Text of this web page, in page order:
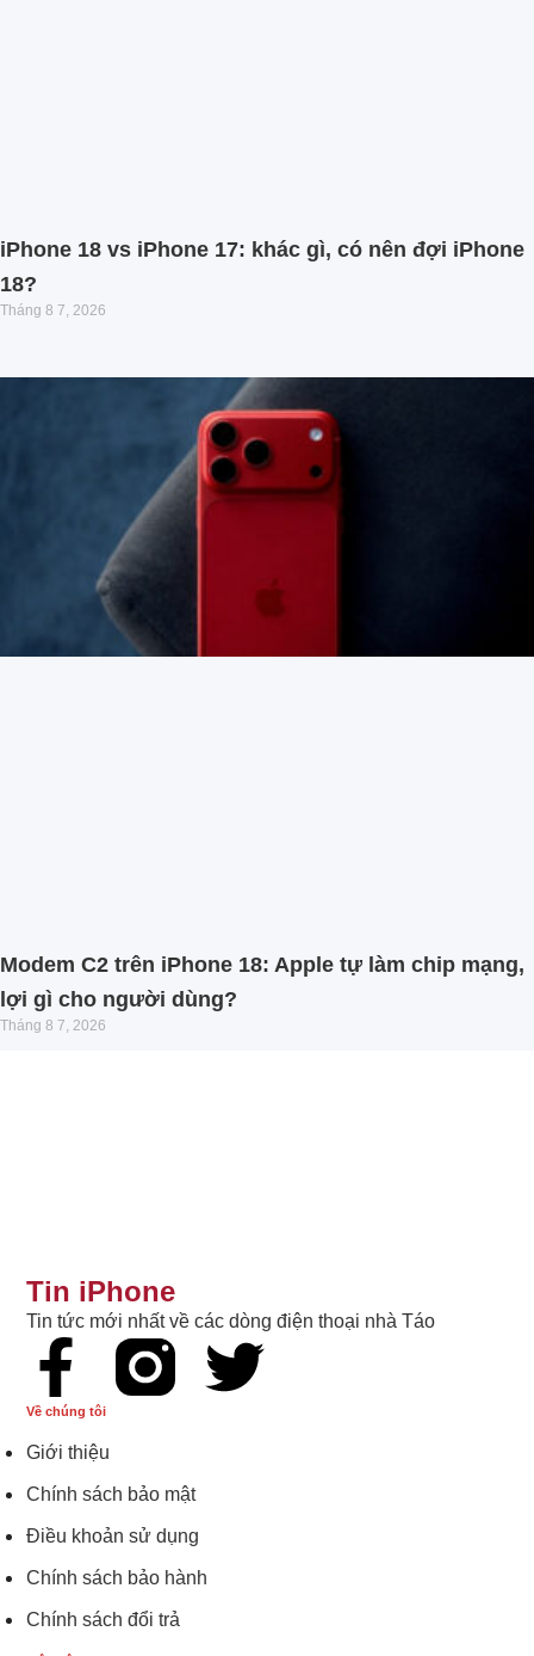
iPhone 18 vs iPhone 17: khác gì, có nên đợi iPhone
18?
Tháng 8 7, 2026
Modem C2 trên iPhone 18: Apple tự làm chip mạng,
lợi gì cho người dùng?
Tháng 8 7, 2026
Tin iPhone
Tin tức mới nhất về các dòng điện thoại nhà Táo
Về chúng tôi
Giới thiệu
Chính sách bảo mật
Điều khoản sử dụng
Chính sách bảo hành
Chính sách đổi trả